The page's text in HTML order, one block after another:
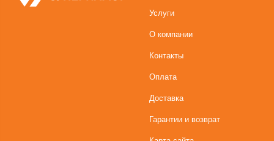
Услуги
О компании
Контакты
Оплата
Доставка
Гарантии и возврат